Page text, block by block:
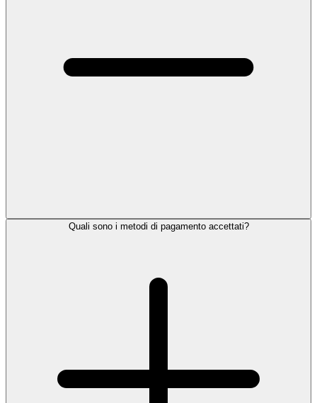
Quali sono i metodi di pagamento accettati?